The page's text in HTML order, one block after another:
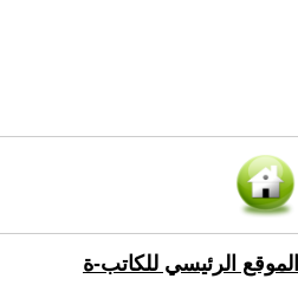
الموقع الرئيسي للكاتب-ة